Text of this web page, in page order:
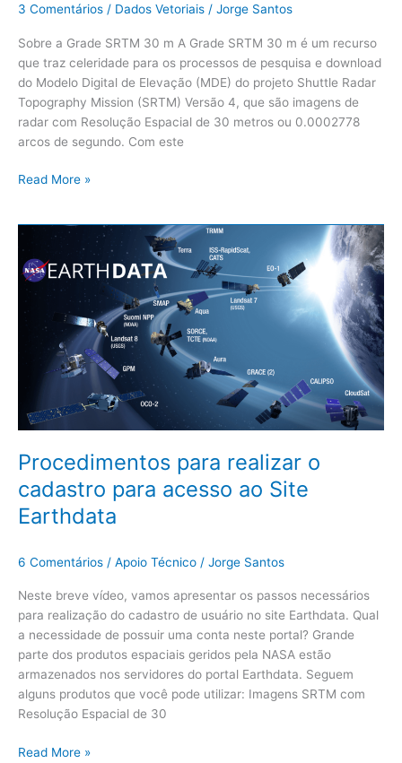
3 Comentários / Dados Vetoriais / Jorge Santos
Sobre a Grade SRTM 30 m A Grade SRTM 30 m é um recurso
que traz celeridade para os processos de pesquisa e download
do Modelo Digital de Elevação (MDE) do projeto Shuttle Radar
Topography Mission (SRTM) Versão 4, que são imagens de
radar com Resolução Espacial de 30 metros ou 0.0002778
arcos de segundo. Com este
Read More »
Procedimentos para realizar o
cadastro para acesso ao Site
Earthdata
6 Comentários / Apoio Técnico / Jorge Santos
Neste breve vídeo, vamos apresentar os passos necessários
para realização do cadastro de usuário no site Earthdata. Qual
a necessidade de possuir uma conta neste portal? Grande
parte dos produtos espaciais geridos pela NASA estão
armazenados nos servidores do portal Earthdata. Seguem
alguns produtos que você pode utilizar: Imagens SRTM com
Resolução Espacial de 30
Procedimentos
para
realizar
cadastro
acesso
Earthdata
Read More »